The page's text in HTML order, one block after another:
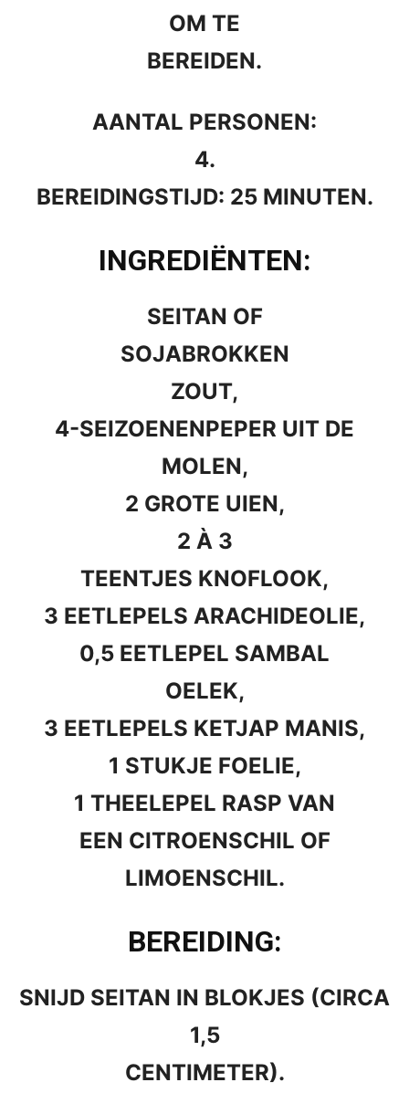
OM TE
BEREIDEN.
AANTAL PERSONEN:
4.
BEREIDINGSTIJD: 25 MINUTEN.
INGREDIËNTEN:
SEITAN OF
SOJABROKKEN
ZOUT,
4-SEIZOENENPEPER UIT DE
MOLEN,
2 GROTE UIEN,
2 À 3
TEENTJES KNOFLOOK,
3 EETLEPELS ARACHIDEOLIE,
0,5 EETLEPEL SAMBAL
OELEK,
3 EETLEPELS KETJAP MANIS,
1 STUKJE FOELIE,
1 THEELEPEL RASP VAN
EEN CITROENSCHIL OF
LIMOENSCHIL.
BEREIDING:
SNIJD SEITAN IN BLOKJES (CIRCA
1,5
CENTIMETER).